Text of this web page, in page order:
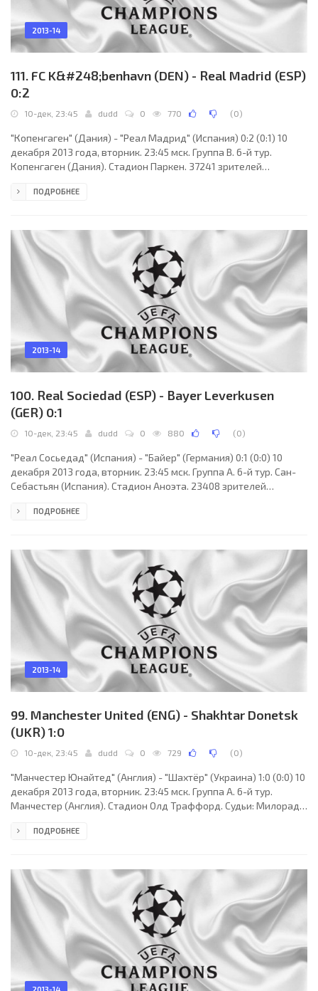
2013-14
111. FC K&#248;benhavn (DEN) - Real Madrid (ESP)
0:2
10-дек, 23:45 dudd 0 770 (0)
"Копенгаген" (Дания) - "Реал Мадрид" (Испания) 0:2 (0:1) 10
декабря 2013 года, вторник. 23:45 мск. Группа B. 6-й тур.
Копенгаген (Дания). Стадион Паркен. 37241 зрителей
Германия), Марк Борш (Германия), Штефан Лупп (Германия).
Клаудемир, Томас Делани, Игор Ветокеле, Рагнар Сигурдссон,
Николай Йоргенсен (Кристиан Боланьос, 9; Кристоффер
ПОДРОБНЕЕ
2013-14
100. Real Sociedad (ESP) - Bayer Leverkusen
(GER) 0:1
10-дек, 23:45 dudd 0 880 (0)
"Реал Сосьедад" (Испания) - "Байер" (Германия) 0:1 (0:0) 10
декабря 2013 года, вторник. 23:45 мск. Группа A. 6-й тур. Сан-
Себастьян (Испания). Стадион Аноэта. 23408 зрителей
Даг-Роджер Неббен (Норвегия), Ян-Эрик Энган (Норвегия).
Гастаньяга, 66), Горка Элустондо (Хаби Прието, 62), Маркель
Бергара, Антуан Гризманн, Иманоль
ПОДРОБНЕЕ
2013-14
99. Manchester United (ENG) - Shakhtar Donetsk
(UKR) 1:0
10-дек, 23:45 dudd 0 729 (0)
"Манчестер Юнайтед" (Англия) - "Шахтёр" (Украина) 1:0 (0:0) 10
декабря 2013 года, вторник. 23:45 мск. Группа A. 6-й тур.
Манчестер (Англия). Стадион Олд Траффорд. Судьи: Милорад
Джурджевич (Сербия). Резервный: Милан Минич (Сербия).
Валенсия, 88), Райан Гиггз (Робин ван Перси, 63), Эшли Янг (Том
Клеверли, 63), Аднан Янузай, Синдзи
ПОДРОБНЕЕ